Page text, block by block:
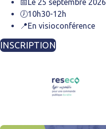
🕖10h30-12h
📍En visioconférence
INSCRIPTION